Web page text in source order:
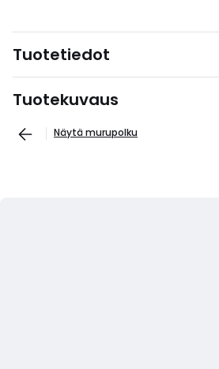
Tuotetiedot
Tuotekuvaus
Näytä murupolku